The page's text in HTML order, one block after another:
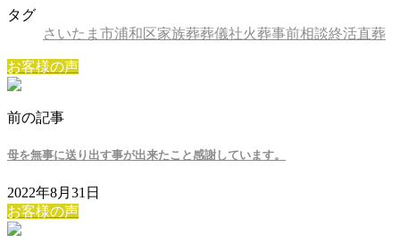
タグ
さいたま市浦和区家族葬葬儀社火葬事前相談終活直葬
お客様の声
前の記事
母を無事に送り出す事が出来たこと感謝しています。
2022年8月31日
お客様の声